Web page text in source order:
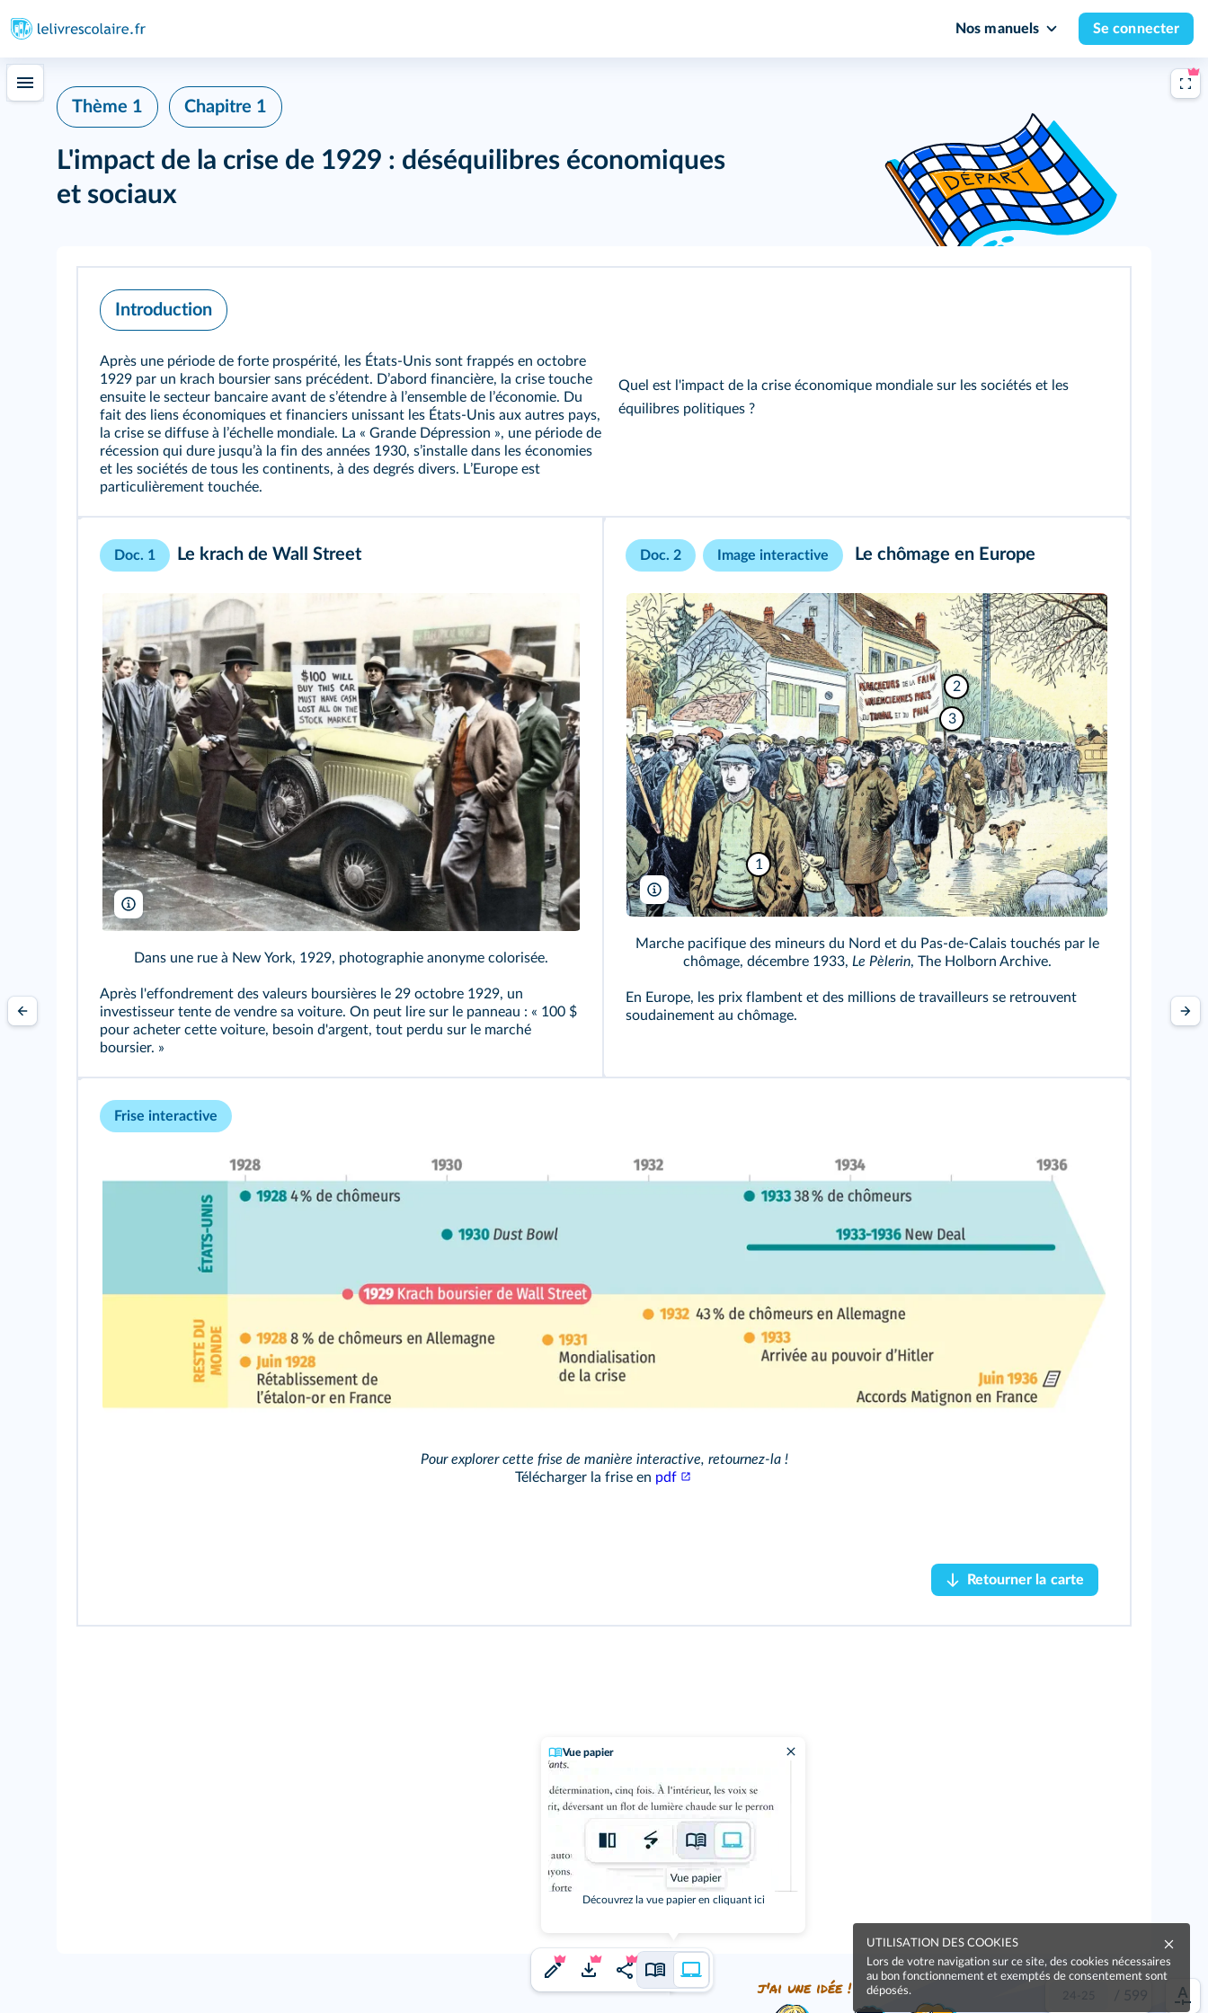
Nos manuels Se connecter
/ 599
Vue papier
Découvrez la vue papier en cliquant ici
Thème 1 Chapitre 1
L'impact de la crise de 1929 : déséquilibres économiques
et sociaux
Introduction
Après une période de forte prospérité, les États-Unis sont frappés en octobre
1929 par un krach boursier sans précédent. Dʼabord financière, la crise touche
ensuite le secteur bancaire avant de sʼétendre à lʼensemble de lʼéconomie. Du
fait des liens économiques et financiers unissant les États‑Unis aux autres pays,
la crise se diffuse à lʼéchelle mondiale. La « Grande Dépression », une période de
récession qui dure jusquʼà la fin des années 1930, sʼinstalle dans les économies
et les sociétés de tous les continents, à des degrés divers. LʼEurope est
particulièrement touchée.
Quel est l'impact de la crise économique mondiale sur les sociétés et les
équilibres politiques ?
Doc. 1 Le krach de Wall Street
ullstein bild/AKG
Dans une rue à New York, 1929, photographie anonyme colorisée.
Après l'effondrement des valeurs boursières le 29 octobre 1929, un
investisseur tente de vendre sa voiture. On peut lire sur le panneau : « 100 $
pour acheter cette voiture, besoin d'argent, tout perdu sur le marché
boursier. »
Doc. 2 Image interactive Le chômage en Europe
1
2
3
The Holbarn Archive/Leemage
Marche pacifique des mineurs du Nord et du Pas-de-Calais touchés par le
chômage, décembre 1933, Le Pèlerin, The Holborn Archive.
En Europe, les prix flambent et des millions de travailleurs se retrouvent
soudainement au chômage.
Frise interactive
Pour explorer cette frise de manière interactive, retournez‑la !
Télécharger la frise en pdf
Retourner la carte
1928
⊙ 8 % de chômeurs en Allemagne
Accéder au module
Retourner la carte
j'ai une idée !
UTILISATION DES COOKIES
Lors de votre navigation sur ce site, des cookies nécessaires
au bon fonctionnement et exemptés de consentement sont
déposés.